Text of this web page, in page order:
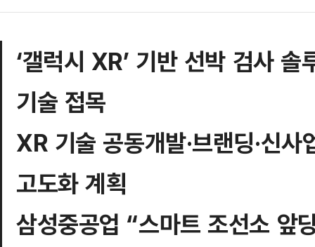
‘갤럭시 XR’ 기반 선박 검사
기술 접목
XR 기술 공동개발·브랜딩·신
고도화 계획
삼성중공업 “스마트 조선소 앞